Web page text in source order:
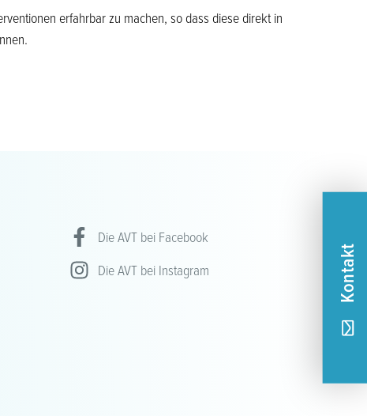
erfahrbar zu machen, so dass diese direkt in
Die AVT bei Facebook
Die AVT bei Instagram
Kontakt